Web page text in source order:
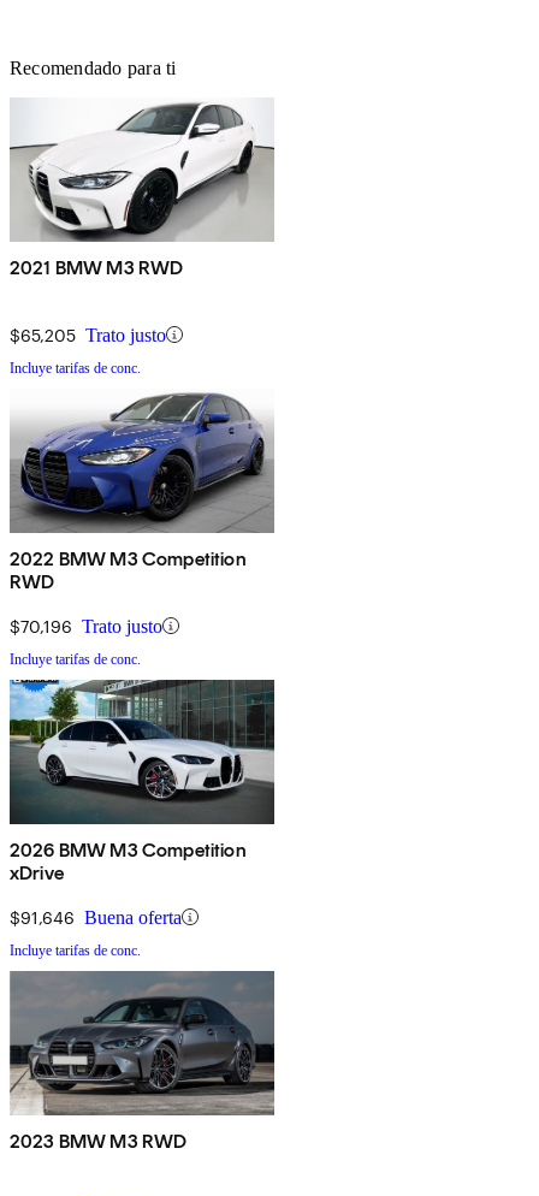
Recomendado para ti
2021 BMW M3 RWD
$65,205 Trato justo
Incluye tarifas de conc.
2022 BMW M3 Competition
RWD
$70,196 Trato justo
Incluye tarifas de conc.
2026 BMW M3 Competition
xDrive
$91,646 Buena oferta
Incluye tarifas de conc.
2023 BMW M3 RWD